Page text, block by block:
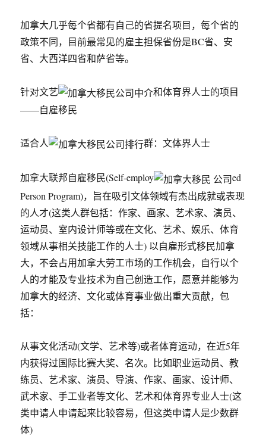
加拿大几乎每个省都有自己的省提名项目，每个省的
政策不同，目前最常见的雇主担保省份是BC省、安
省、大西洋四省和萨省等。
针对文艺
和体育界人士的项目
——自雇移民
适合人 群：文体界人士
加拿大联邦自雇移民(Self-employ
ed
Person Program)，旨在吸引文体领域有杰出成就或表现
的人才(这类人群包括：作家、画家、艺术家、演员、
运动员、室内设计师等或在文化、艺术、娱乐、体育
领域从事相关技能工作的人士) 以自雇形式移民加拿
大，不会占用加拿大劳工市场的工作机会，自行以个
人的才能及专业技术为自己创造工作，愿意并能够为
加拿大的经济、文化或体育事业做出重大贡献，包
括：
从事文化活动(文学、艺术等)或者体育运动，在近5年
内获得过国际比赛大奖、名次。比如职业运动员、教
练员、艺术家、演员、导演、作家、画家、设计师、
武术家、手工业者等文化、艺术和体育界专业人士(这
类申请人申请起来比较容易，但这类申请人是少数群
体)